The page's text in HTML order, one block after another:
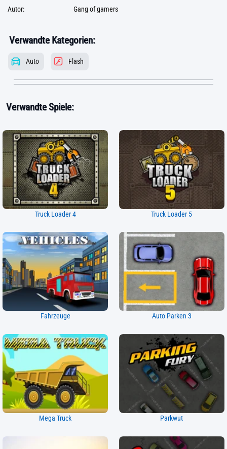
Autor:
Gang of gamers
Verwandte Kategorien:
Auto Flash
Verwandte Spiele:
Truck Loader 4 Truck Loader 5
Fahrzeuge Auto Parken 3
Mega Truck Parkwut